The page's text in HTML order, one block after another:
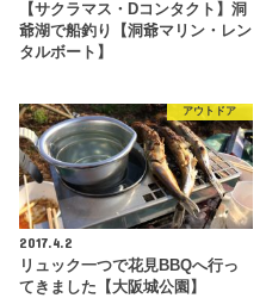
【サクラマス・Dコンタクト】洞
爺湖で船釣り【洞爺マリン・レン
タルボート】
アウトドア
2017.4.2
リュック一つで花見BBQへ行っ
てきました【大阪城公園】